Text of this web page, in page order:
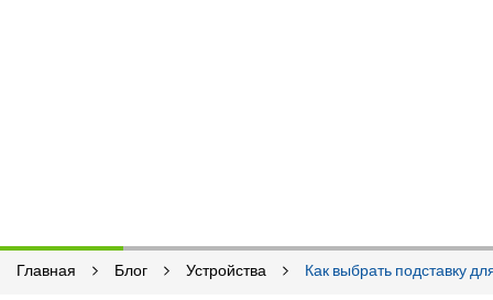
Главная Блог Устройства Как выбрать подставку